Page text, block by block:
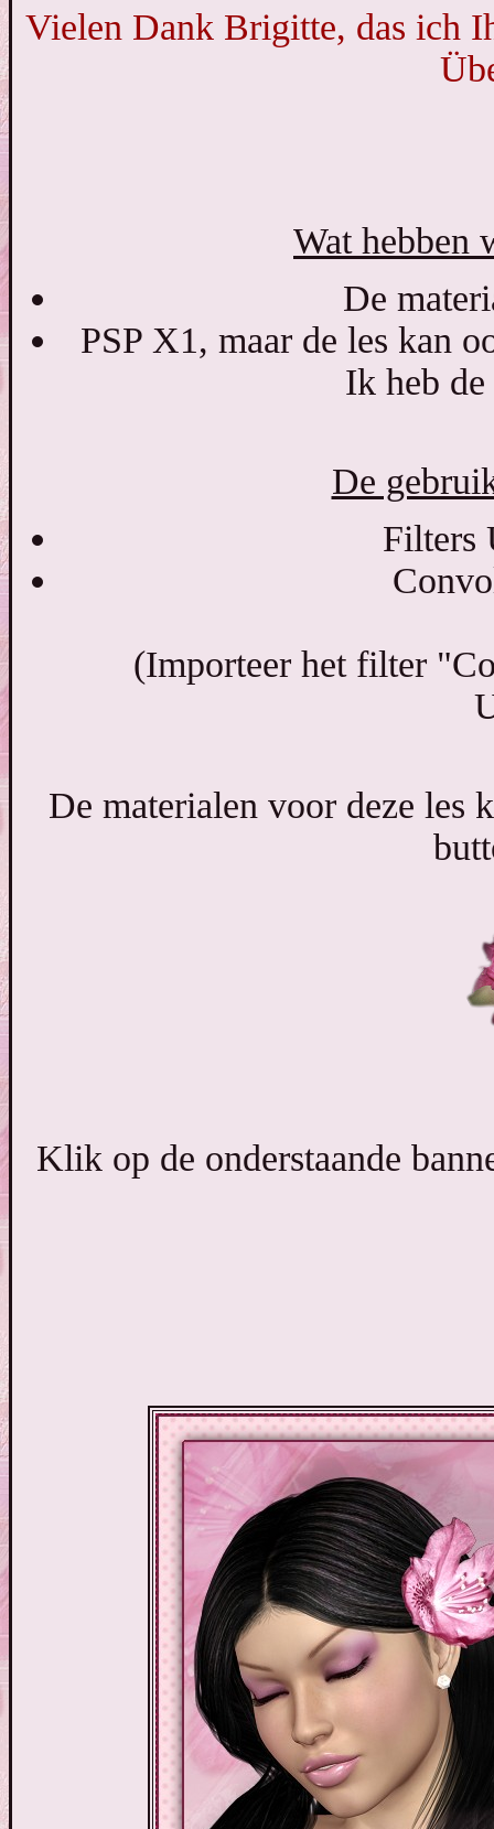
Vielen Dank Brigitte, das ich
Wat hebben
De
PSP X1, maar de les kan
Ik heb de
De
Filters
(Importeer het filter
De materialen voor deze les
Klik op de onderstaande